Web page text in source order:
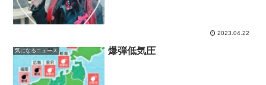
2023.04.22
気になるニュース 爆弾低気圧